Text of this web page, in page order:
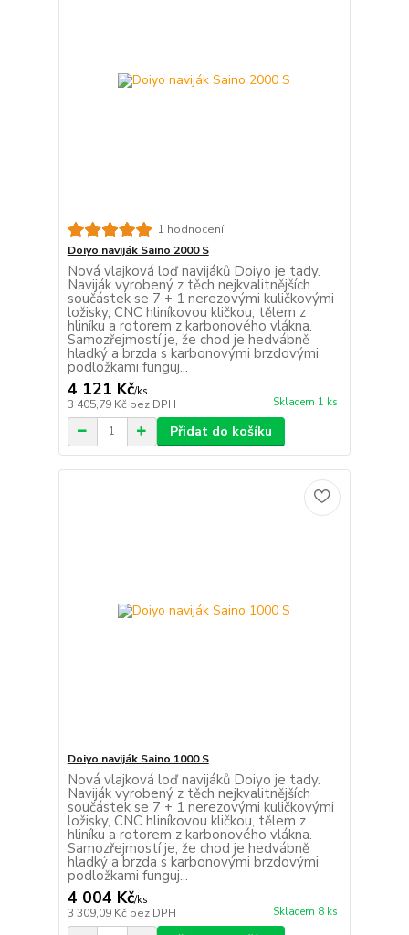
1 hodnocení
Doiyo naviják Saino 2000 S
Nová vlajková loď navijáků Doiyo je tady.
Naviják vyrobený z těch nejkvalitnějších
součástek se 7 + 1 nerezovými kuličkovými
ložisky, CNC hliníkovou kličkou, tělem z
hliníku a rotorem z karbonového vlákna.
Samozřejmostí je, že chod je hedvábně
hladký a brzda s karbonovými brzdovými
podložkami funguj...
4 121 Kč/ks
3 405,79 Kč bez DPH Skladem 1 ks
Přidat do košíku
Doiyo naviják Saino 1000 S
Nová vlajková loď navijáků Doiyo je tady.
Naviják vyrobený z těch nejkvalitnějších
součástek se 7 + 1 nerezovými kuličkovými
ložisky, CNC hliníkovou kličkou, tělem z
hliníku a rotorem z karbonového vlákna.
Samozřejmostí je, že chod je hedvábně
hladký a brzda s karbonovými brzdovými
podložkami funguj...
4 004 Kč/ks
3 309,09 Kč bez DPH Skladem 8 ks